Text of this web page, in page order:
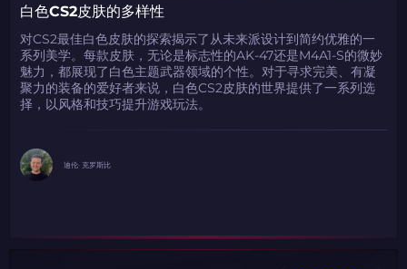
白色CS2皮肤的多样性
对CS2最佳白色皮肤的探索揭示了从未来派设计到简约优雅的一
系列美学。每款皮肤，无论是标志性的AK-47还是M4A1-S的微妙
魅力，都展现了白色主题武器领域的个性。对于寻求完美、有凝
聚力的装备的爱好者来说，白色CS2皮肤的世界提供了一系列选
择，以风格和技巧提升游戏玩法。
迪伦· 克罗斯比